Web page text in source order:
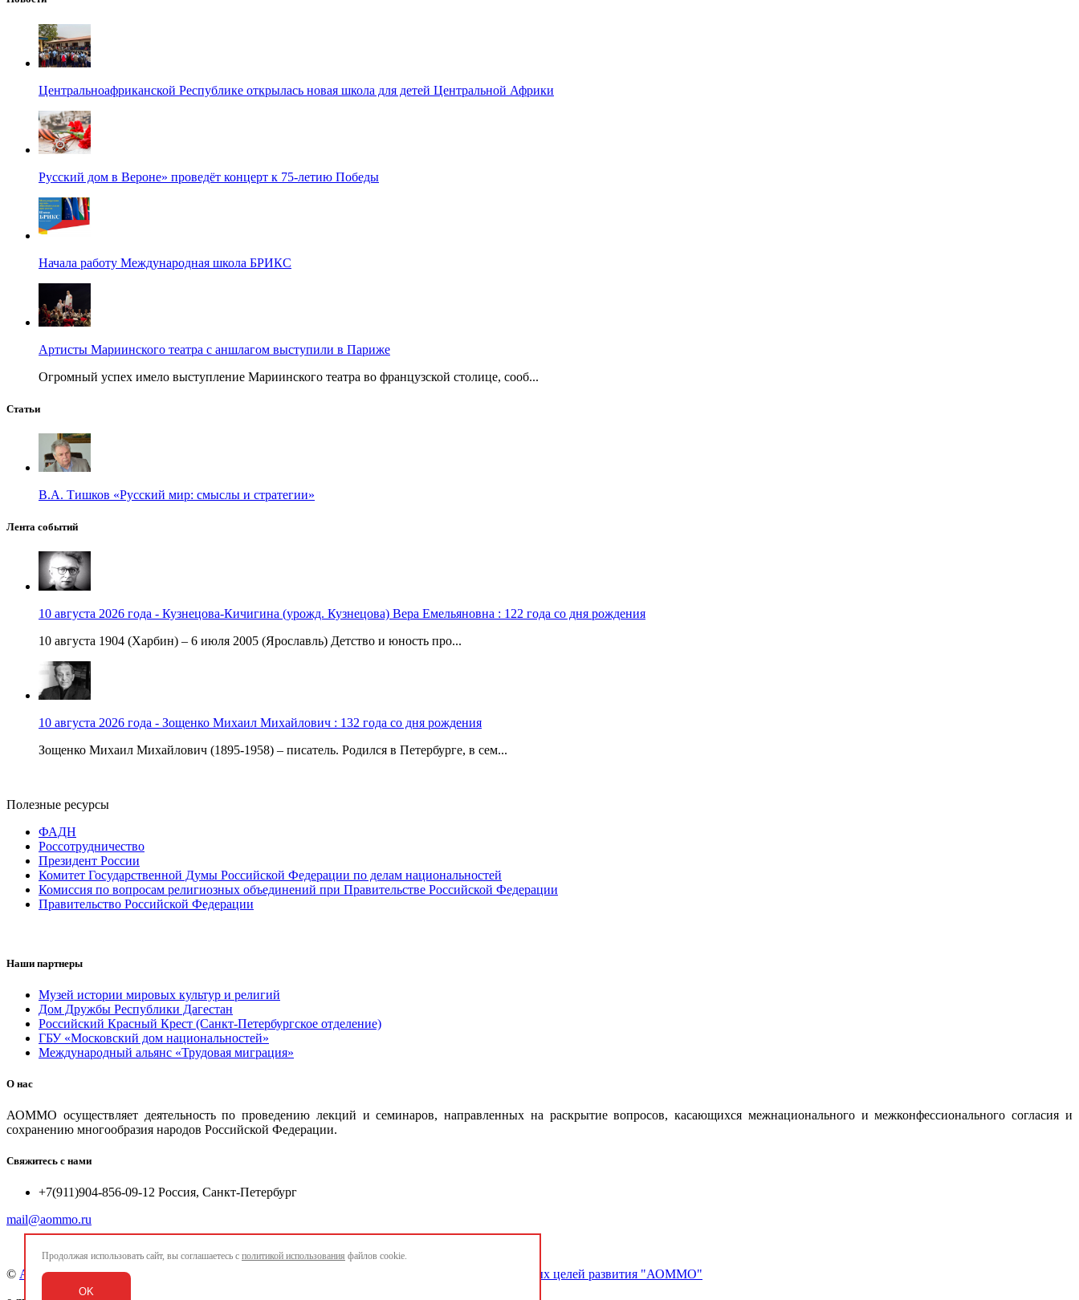
Центральноафриканской Республике открылась новая школа для детей Центральной Африки
Русский дом в Вероне» проведёт концерт к 75-летию Победы
Начала работу Международная школа БРИКС
Артисты Мариинского театра с аншлагом выступили в Париже
Огромный успех имело выступление Мариинского театра во французской столице, сооб...
Статьи
В.А. Тишков «Русский мир: смыслы и стратегии»
Лента событий
10 августа 2026 года - Кузнецова-Кичигина (урожд. Кузнецова) Вера Емельяновна : 122 года со дня рождения
10 августа 1904 (Харбин) – 6 июля 2005 (Ярославль) Детство и юность про...
10 августа 2026 года - Зощенко Михаил Михайлович : 132 года со дня рождения
Зощенко Михаил Михайлович (1895-1958) – писатель. Родился в Петербурге, в сем...
Полезные ресурсы
ФАДН
Россотрудничество
Президент России
Комитет Государственной Думы Российской Федерации по делам национальностей
Комиссия по вопросам религиозных объединений при Правительстве Российской Федерации
Правительство Российской Федерации
Наши партнеры
Музей истории мировых культур и религий
Дом Дружбы Республики Дагестан
Российский Красный Крест (Санкт-Петербургское отделение)
ГБУ «Московский дом национальностей»
Международный альянс «Трудовая миграция»
О нас
АОММО осуществляет деятельность по проведению лекций и семинаров, направленных на раскрытие вопросов, касающихся межнационального и межконфессионального согласия и
сохранению многообразия народов Российской Федерации.
Свяжитесь с нами
+7(911)904-856-09-12 Россия, Санкт-Петербург
mail@aommo.ru
© Ассоциация организаций по реализации национальных проектов и достижению национальных целей развития "АОММО"
Продолжая использовать сайт, вы соглашаетесь с политикой использования файлов cookie.
OK